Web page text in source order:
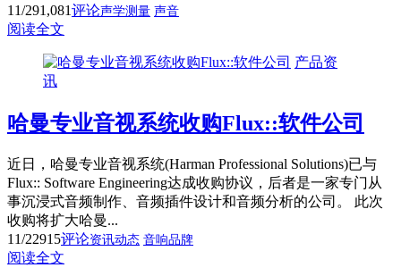
11/291,081评论声学测量 声音
阅读全文
产品资
讯
哈曼专业音视系统收购Flux::软件公司
近日，哈曼专业音视系统(Harman Professional Solutions)已与
Flux:: Software Engineering达成收购协议，后者是一家专门从
事沉浸式音频制作、音频插件设计和音频分析的公司。 此次
收购将扩大哈曼...
11/22915评论资讯动态 音响品牌
阅读全文